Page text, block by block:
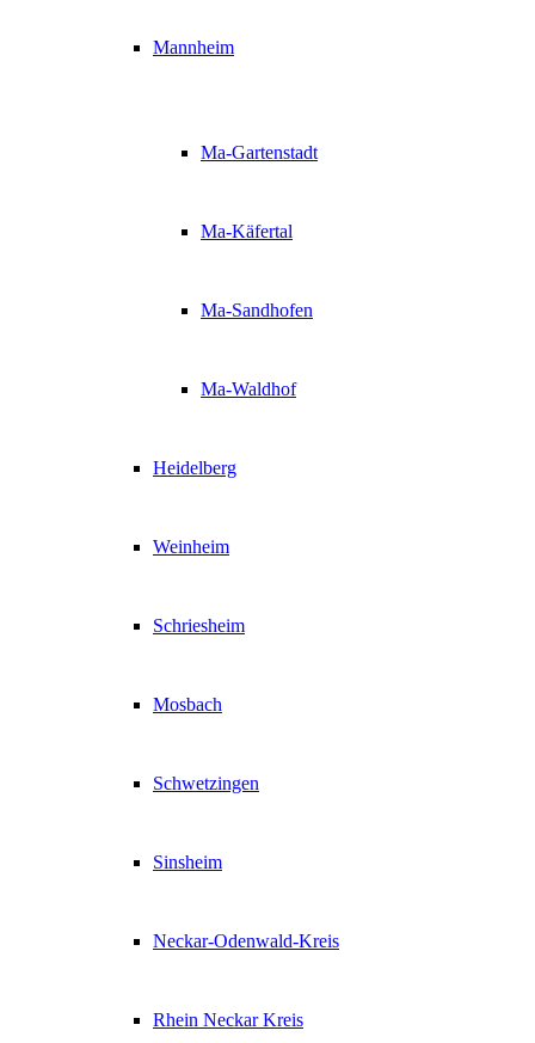
Mannheim
Ma-Gartenstadt
Ma-Käfertal
Ma-Sandhofen
Ma-Waldhof
Heidelberg
Weinheim
Schriesheim
Mosbach
Schwetzingen
Sinsheim
Neckar-Odenwald-Kreis
Rhein Neckar Kreis